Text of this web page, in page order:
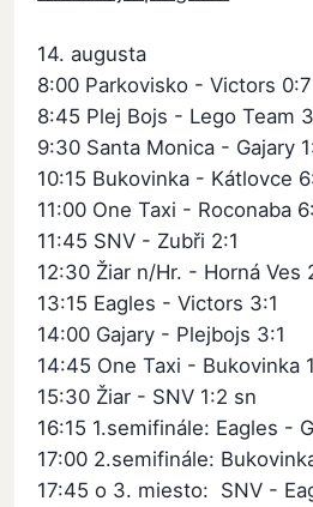
14. augusta
8:00 Parkovisko - Victors 0:7
8:45 Plej Bojs - Lego Team
9:30 Santa Monica - Gajary
10:15 Bukovinka - Kátlovce
11:00 One Taxi - Roconaba
11:45 SNV - Zubři 2:1
12:30 Žiar n/Hr. - Horná Ves
13:15 Eagles - Victors 3:1
14:00 Gajary - Plejbojs 3:1
14:45 One Taxi - Bukovinka
15:30 Žiar - SNV 1:2 sn
16:15 1.semifinále: Eagles -
17:00 2.semifinále:
17:45 o 3. miesto: SNV -